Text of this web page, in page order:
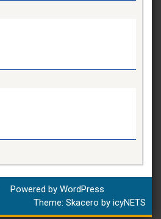
Powered by WordPress
Theme: Skacero by icyNETS